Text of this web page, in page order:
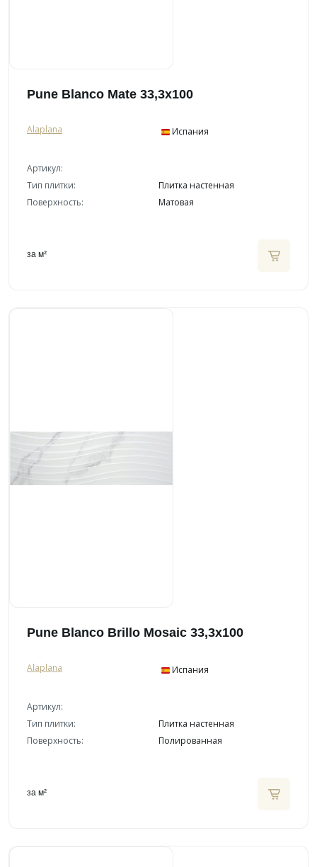
Pune Blanco Mate 33,3x100
Alaplana Испания
Артикул:
Тип плитки:
Плитка настенная
Поверхность:
Матовая
за м²
Pune Blanco Brillo Mosaic 33,3x100
Alaplana Испания
Артикул:
Тип плитки:
Плитка настенная
Поверхность:
Полированная
за м²